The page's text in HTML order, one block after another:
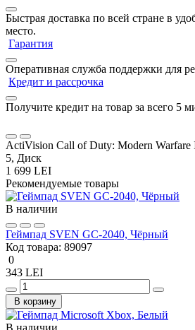
Быстрая доставка по всей стране в
место.
Гарантия
Оперативная служба поддержки для
Кредит и рассрочка
Получите кредит на товар за всего 5
ActiVision Call of Duty: Modern Warfare
5, Диск
1 699 LEI
Рекомендуемые товары
В наличии
Геймпад SVEN GC-2040, Чёрный
Код товара: 89097
0
343 LEI
В корзину
В наличии